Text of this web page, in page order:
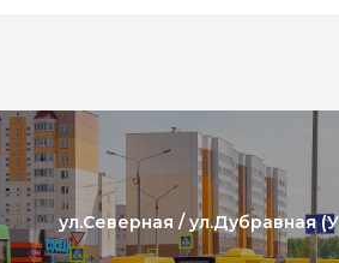
ул.Северная / ул.Дубравная